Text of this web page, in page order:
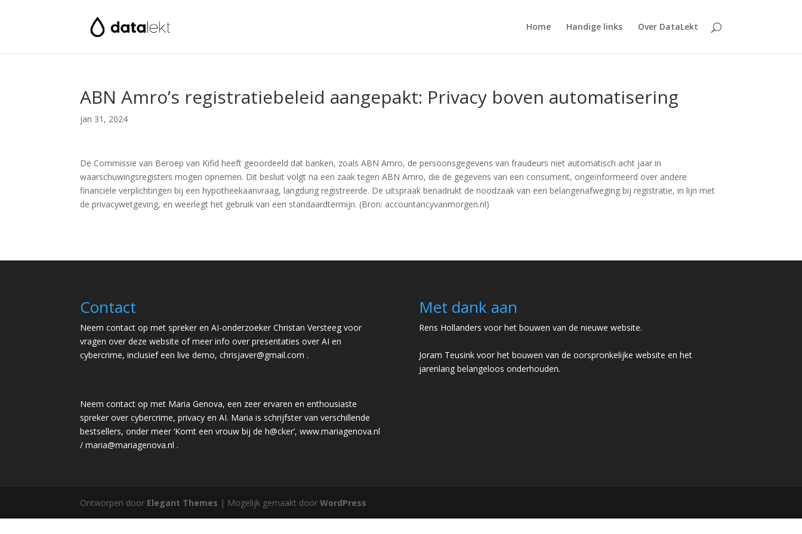
Home Handige links Over DataLekt
ABN Amro’s registratiebeleid aangepakt: Privacy boven automatisering
jan 31, 2024
De Commissie van Beroep van Kifid heeft geoordeeld dat banken, zoals ABN Amro, de persoonsgegevens van fraudeurs niet automatisch acht jaar in
waarschuwingsregisters mogen opnemen. Dit besluit volgt na een zaak tegen ABN Amro, die de gegevens van een consument, ongeïnformeerd over andere
financiële verplichtingen bij een hypotheekaanvraag, langdurig registreerde. De uitspraak benadrukt de noodzaak van een belangenafweging bij registratie, in lijn met
de privacywetgeving, en weerlegt het gebruik van een standaardtermijn. (Bron: accountancyvanmorgen.nl)
Contact
Neem contact op met spreker en AI-onderzoeker Christan Versteeg voor
vragen over deze website of meer info over presentaties over AI en
cybercrime, inclusief een live demo,chrisjaver@gmail.com .
Neem contact op met Maria Genova, een zeer ervaren en enthousiaste
spreker over cybercrime, privacy en AI. Maria is schrijfster van verschillende
bestsellers, onder meer ‘Komt een vrouw bij de h@cker’,www.mariagenova.nl
/maria@mariagenova.nl .
Met dank aan
Rens Hollanders voor het bouwen van de nieuwe website.
Joram Teusink voor het bouwen van de oorspronkelijke website en het
jarenlang belangeloos onderhouden.
Ontworpen door Elegant Themes | Mogelijk gemaakt doorWordPress